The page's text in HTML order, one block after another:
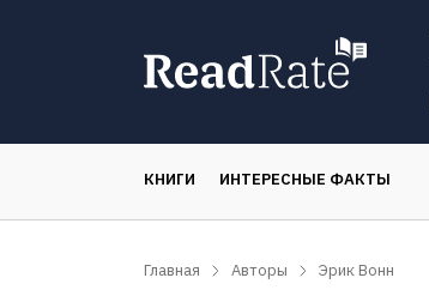
КНИГИ ИНТЕРЕСНЫЕ ФАКТЫ
Главная Авторы Эрик Вонн